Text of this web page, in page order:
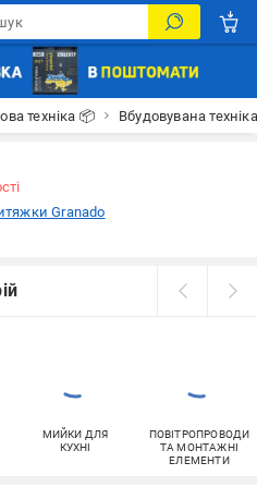
техніка 📦 Вбудовувана техніка
Granado
МИЙКИ ДЛЯ
КУХНІ
ПОВІТРОПРОВОДИ
ТА МОНТАЖНІ
ЕЛЕМЕНТИ